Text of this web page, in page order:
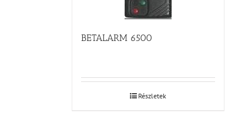
BETALARM 6500
Részletek